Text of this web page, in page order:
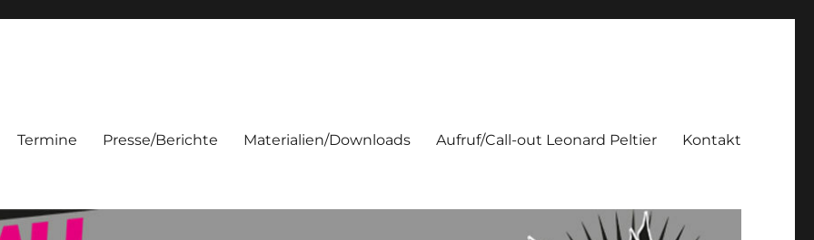
Termine Presse/Berichte Materialien/Downloads Aufruf/Call-out Leonard Peltier Kontakt